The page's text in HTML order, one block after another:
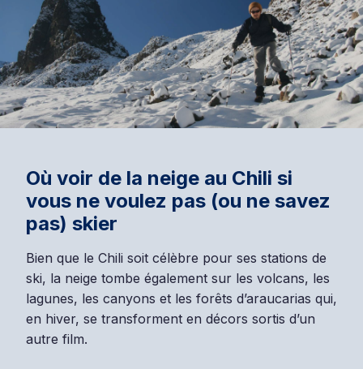
Où voir de la neige au Chili si
vous ne voulez pas (ou ne savez
pas) skier
Bien que le Chili soit célèbre pour ses stations de
ski, la neige tombe également sur les volcans, les
lagunes, les canyons et les forêts d’araucarias qui,
en hiver, se transforment en décors sortis d’un
autre film.